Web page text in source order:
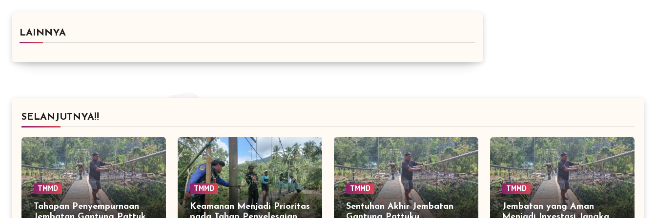
LAINNYA
SELANJUTNYA!!
TMMD
Tahapan Penyempurnaan
TMMD
Keamanan Menjadi Prioritas
TMMD
Sentuhan Akhir Jembatan
TMMD
Jembatan yang Aman